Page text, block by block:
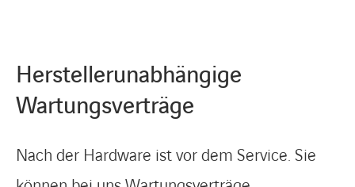
Herstellerunabhängige
Wartungsverträge
Nach der Hardware ist vor dem Service. Sie